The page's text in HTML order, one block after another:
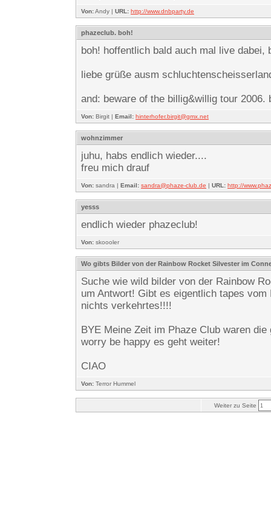
Von:Andy | URL: http://www.dnbparty.de
phazeclub. boh!
boh! hoffentlich bald auch mal live dabei,
liebe grüße ausm
and: beware of the billig&willig tour 2006.
Von: Birgit | Email: hinterhofer.birgit@gmx.net
wohnzimmer
juhu, habs endlich wieder....
freu mich drauf
Von: sandra | Email: sandra@phaze-club.de | URL: http://
yesss
endlich wieder phazeclub!
Von: skoooler
Wo gibts Bilder von der Rainbow Rocket Silvester im
Suche wie wild bilder von der Rainbow
um Antwort! Gibt es eigentlich tapes
nichts verkehrtes!!!!
BYE Meine Zeit im Phaze Club waren
worry be happy es geht weiter!
CIAO
Von: Terror Hummel
Weiter zu Seite